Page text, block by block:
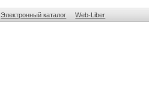
Электронный каталог Web-Liber